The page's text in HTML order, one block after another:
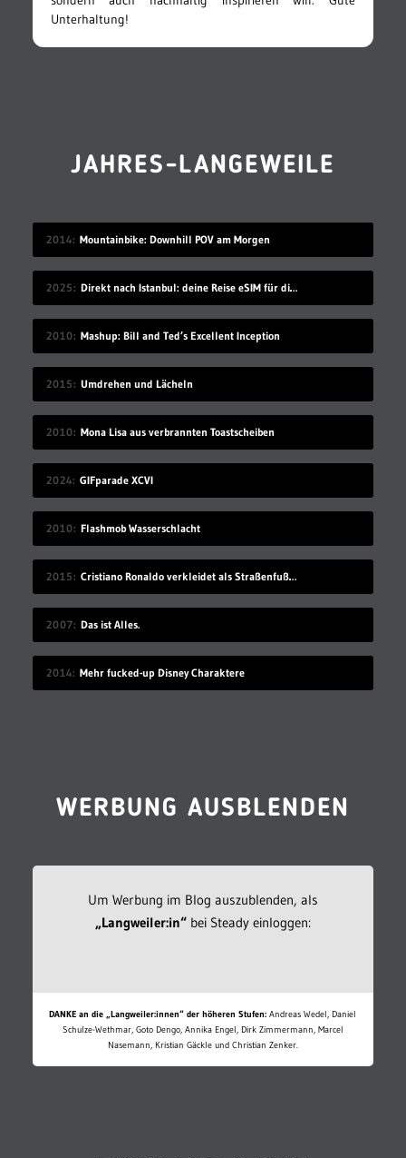
Unterhaltung!
JAHRES-LANGEWEILE
2014 Mountainbike: Downhill POV am Morgen
2025 Direkt nach Istanbul: deine Reise eSIM für die Türkei
2010 Mashup: Bill and Ted’s Excellent Inception
2015 Umdrehen und Lächeln
2010 Mona Lisa aus verbrannten Toastscheiben
2024 GIFparade XCVI
2010 Flashmob Wasserschlacht
2015 Cristiano Ronaldo verkleidet als Straßenfußballer
2007 Das ist Alles.
2014 Mehr fucked-up Disney Charaktere
WERBUNG AUSBLENDEN
Um Werbung im Blog auszublenden, als
„Langweiler:in“bei Steady einloggen:
DANKE an die „Langweiler:innen“ der höheren Stufen: Andreas Wedel, Daniel
Schulze-Wethmar, Goto Dengo, Annika Engel, Dirk Zimmermann, Marcel
Nasemann, Kristian Gäckle und Christian Zenker.